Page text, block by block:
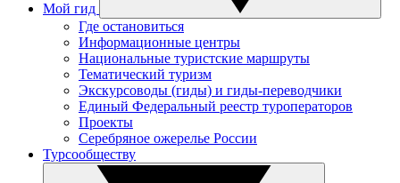
Мой гид
Где остановиться
Информационные центры
Национальные туристские маршруты
Тематический туризм
Экскурсоводы (гиды) и гиды-переводчики
Единый Федеральный реестр туроператоров
Проекты
Серебряное ожерелье России
Турсообществу